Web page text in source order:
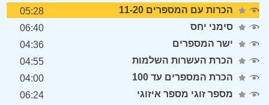
הכרות עם המספרים 11-20
05:28
סימני יחס
06:40
ישר המספרים
04:36
הכרת העשרות השלמות
04:55
הכרת המספרים עד 100
04:00
מספר זוגי מספר איזוגי
06:24